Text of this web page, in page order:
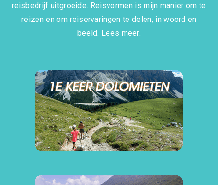
reisbedrijf uitgroeide. Reisvormen is mijn manier om te
reizen en om reiservaringen te delen, in woord en
beeld. Lees meer.